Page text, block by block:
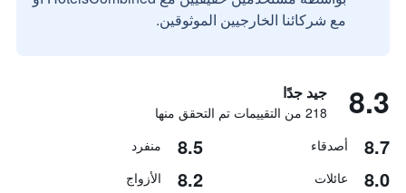
مع شركائنا الخارجيين الموثوقين.
8.3 جيد جدًا
218 من التقييمات تم التحقق منها
8.7 أصدقاء 8.5 منفرد
8.0 عائلات 8.2 الأزواج